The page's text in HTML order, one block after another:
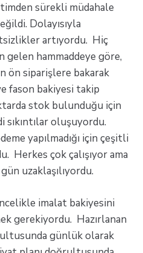
sürekli müdahale
Dolayısıyla
artıyordu. Hiç
hammaddeye göre,
ön siparişlere bakarak
fason bakiyesi takip
stok bulunduğu için
sıkıntılar oluşuyordu.
yapılmadığı için çeşitli
Herkes çok çalışıyor ama
uzaklaşılıyordu.
imalat bakiyesini
gerekiyordu. Hazırlanan
günlük olarak